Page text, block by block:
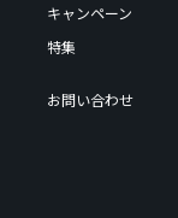
キャンペーン
特集
お問い合わせ